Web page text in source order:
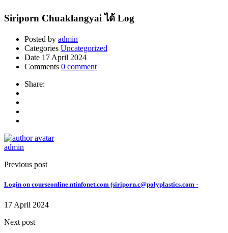
Siriporn Chuaklangyai ได้ Log
Posted by admin
Categories Uncategorized
Date 17 April 2024
Comments 0 comment
Share:
admin
Previous post
Login on courseonline.ntinfonet.com (siriporn.c@polyplastics.com -
17 April 2024
Next post